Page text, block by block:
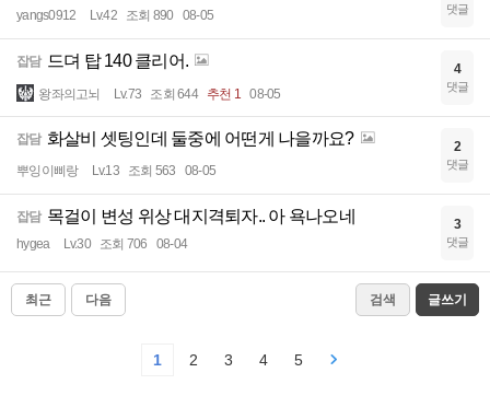
yangs0912 Lv.42 조회 890 08-05 댓글
잡담 드뎌 탑 140 클리어.
왕좌의고뇌 Lv.73 조회 644 추천 1 08-05
4
댓글
잡담 화살비 셋팅인데 둘중에 어떤게 나을까요?
뿌잉이삐랑 Lv.13 조회 563 08-05
2
댓글
잡담 목걸이 변성 위상 대지격퇴자.. 아 욕나오네
hygea Lv.30 조회 706 08-04
3
댓글
최근 다음 검색 글쓰기
1 2 3 4 5